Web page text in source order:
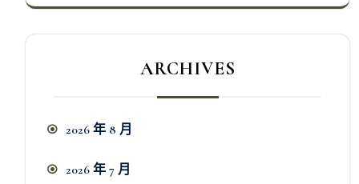
ARCHIVES
2026 年 8 月
2026 年 7 月